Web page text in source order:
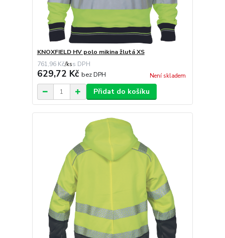
KNOXFIELD HV polo mikina žlutá XS
761,96 Kč/ks
629,72 Kč bez DPH Není skladem
Přidat do košíku